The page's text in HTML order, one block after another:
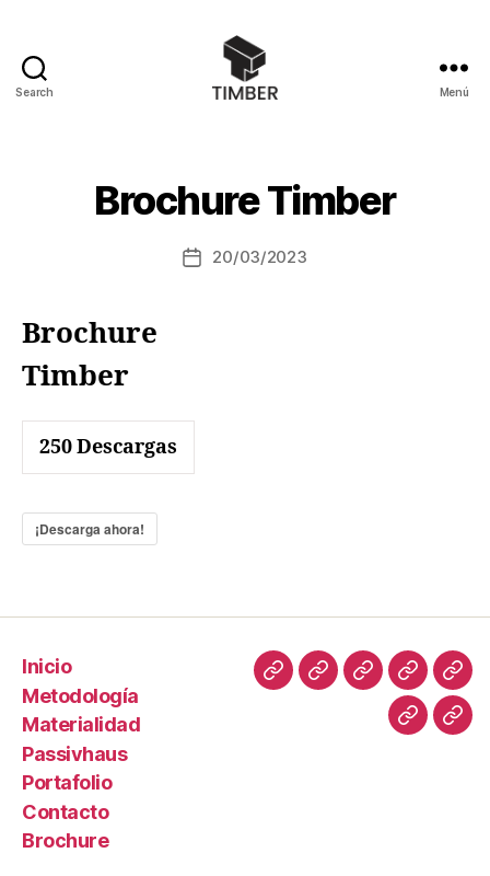
Search Menú
Brochure Timber
20/03/2023
Brochure
Timber
250Descargas
¡Descarga ahora!
Inicio
Metodología
Materialidad
Passivhaus
Portafolio
Contacto
Brochure